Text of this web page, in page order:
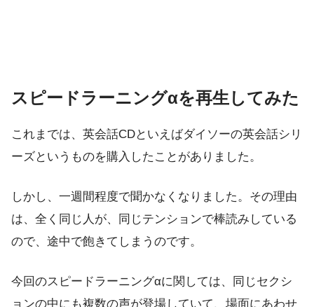
スピードラーニングαを再生してみた
これまでは、英会話CDといえばダイソーの英会話シリ
ーズというものを購入したことがありました。
しかし、一週間程度で聞かなくなりました。その理由
は、全く同じ人が、同じテンションで棒読みしている
ので、途中で飽きてしまうのです。
今回のスピードラーニングαに関しては、同じセクシ
ョンの中にも複数の声が登場していて、場面にあわせ